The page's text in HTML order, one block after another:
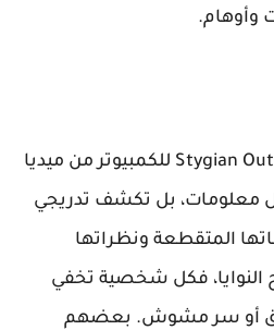
وأوهام.
شخصيات لعبة Stygian Outer Gods للكمبيوتر من ميديا
معلومات، بل تكشف تدريجي
المتقطعة ونظراتها
النوايا، فكل شخصية تخفي
أو سر مشوش. بعضهم